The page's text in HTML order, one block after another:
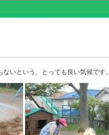
いという、とっても良い気候です。